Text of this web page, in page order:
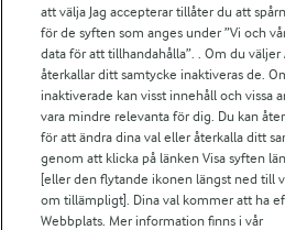
Arlas kundportal
Arla.com
Falbygdens Ost
Arla webbshop
Bildbank
Följ oss
att välja Jag accepterar tillåter du att
för de syften som anges under ”Vi och
data för att tillhandahålla”. . Om du väljer
återkallar ditt samtycke inaktiveras de.
inaktiverade kan visst innehåll och vissa
vara mindre relevanta för dig. Du kan
för att ändra dina val eller återkalla ditt
genom att klicka på länken Visa syften
[eller den flytande ikonen längst ned till
om tillämpligt]. Dina val kommer att ha
Webbplats. Mer information finns i vår